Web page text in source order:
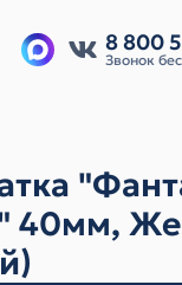
8 800
Звонок
40мм,